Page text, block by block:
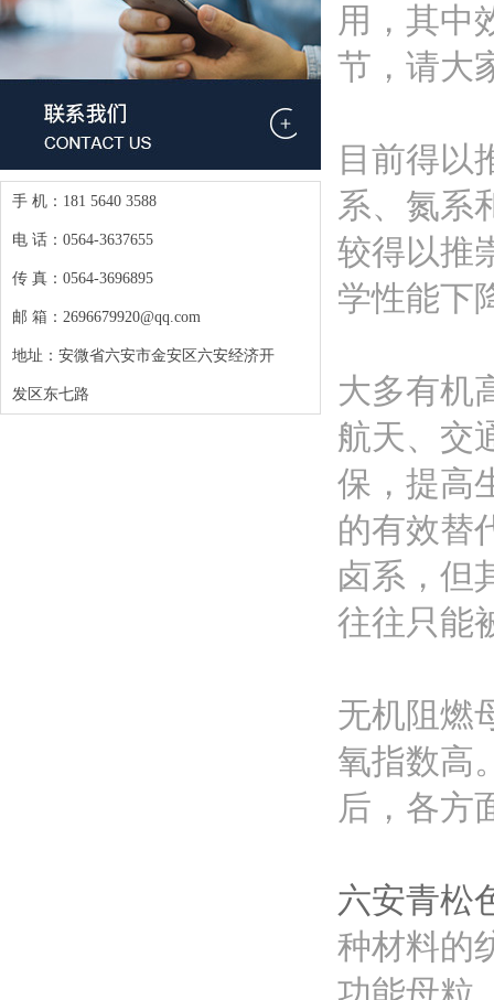
手 机：181 5640 3588
电 话：0564-3637655
传 真：0564-3696895
邮 箱：2696679920@qq.com
地址：安微省六安市金安区六安经济开
发区东七路
用，其中
节，请大
目前得以
系、氮系
较得以推
学性能下
大多有机
航天、交
保，提高
的有效替
卤系，但
往往只能
无机阻燃
氧指数高
后，各方
六安青松
种材料的